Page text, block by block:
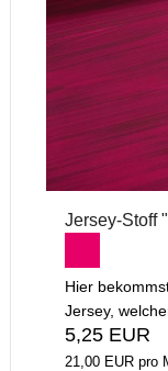
Jersey-Stoff
Hier
Jersey,
5,25 EUR
21,00 EUR pro